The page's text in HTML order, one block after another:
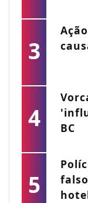
3
4
BC
5